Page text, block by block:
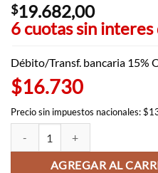
$19.682,00
6 cuotas sin interes
Débito/Transf. bancaria 15%
$16.730
Precio sin impuestos nacionales:
Rokuro Kimetsu no Yaiba -
AGREGAR AL